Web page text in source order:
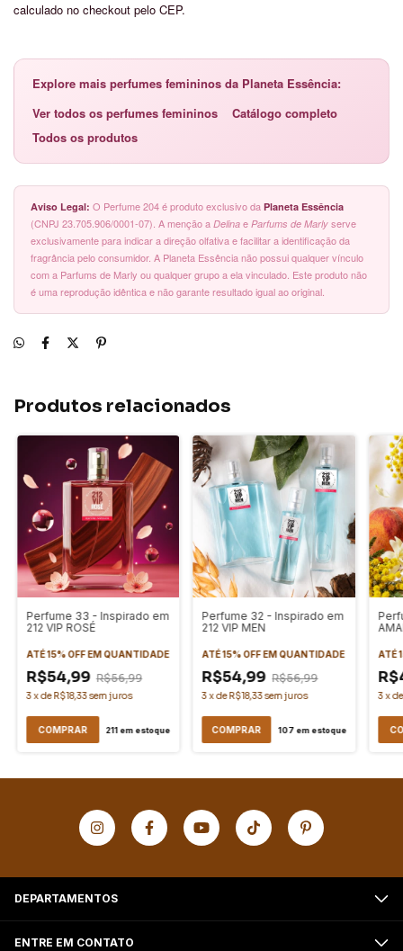
calculado no checkout pelo CEP.
Explore mais perfumes femininos da Planeta Essência:
Ver todos os perfumes femininos
Catálogo completo
Todos os produtos
Aviso Legal: O Perfume 204 é produto exclusivo da Planeta Essência
(CNPJ 23.705.906/0001-07). A menção a Delinae Parfums de Marlyserve
exclusivamente para indicar a direção olfativa e facilitar a identificação da
fragrância pelo consumidor. A Planeta Essência não possui qualquer vínculo
com a Parfums de Marly ou qualquer grupo a ela vinculado. Este produto não
é uma reprodução idêntica e não garante resultado igual ao original.
Produtos relacionados
Perfume 33 - Inspirado em
212 VIP ROSÉ
ATÉ 15% OFF EM QUANTIDADE
R$54,99 R$56,99
3xde R$18,33sem juros
COMPRAR 211em estoque
Perfume 32 - Inspirado em
212 VIP MEN
ATÉ 15% OFF EM QUANTIDADE
R$54,99 R$56,99
3xde R$18,33sem juros
COMPRAR 107em estoque
ATÉ
3x
DEPARTAMENTOS
ENTRE EM CONTATO